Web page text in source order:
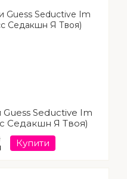
Seductive Im
Седакшн Я Твоя)
Купити